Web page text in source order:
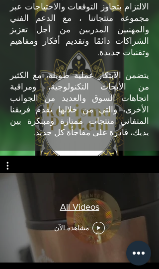
الالتزام بتجاوز التوقعات والاحتياجات عبر
مجموعة منتجاتنا ، مع الدعم الفني
والمهنيين المدربين من أجل تعزيز
الشراكات دائمًا وتقديم أفكار ومفاهيم
وتقنيات جديدة.
يتضمن الابتكار عملية طويلة، مع الكثير
من الأبحاث التكنولوجية، ومراقبة
اتجاهات السوق والعديد من الجوانب
الأخرى، والتي من خلالها يقدم فريقنا
المتفاني منتجات ممتازة ومبتكرة بين
يديك، قادرة على مفاجأة كل جديد.
All Videos
مشاهدة الآن